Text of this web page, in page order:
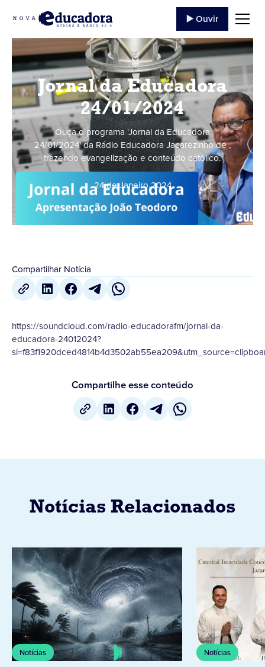
▶️ Ouvir
Jornal da Educadora
24/01/2024
Ouça o programa 'Jornal da Educadora
24/01/2024' da Rádio Educadora Jacarezinho de ,
trazendo evangelização e conteúdo católico.
24 de Janeiro,2024
Compartilhar Notícia
https://soundcloud.com/radio-educadorafm/jornal-da-
educadora-24012024?
Compartilhe esse conteúdo
Notícias Relacionados
Notícias Notícias